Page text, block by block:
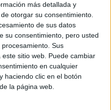
más detallada y
otorgar su consentimiento.
de sus datos
su consentimiento, pero usted
Sus
sitio web. Puede cambiar
en cualquier
haciendo clic en el botón
la página web.
es una web dedicada a la
cine como de series, sin
festivales, entrevistas,